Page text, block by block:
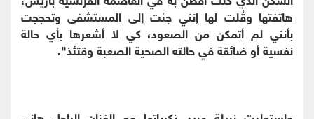
هاتفتها وقُلت لها إنني جئت إلى المستشفى وتحججت
بأنني لم أتمكن من الصعود، كي لا أشعرها بأي حالة
نفسية أو ضائقة في حالته الصحية الصعبة وقتئذ".